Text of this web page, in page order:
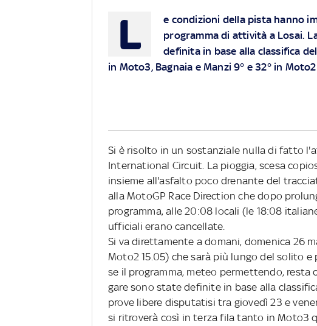
L
e condizioni della pista hanno
programma di attività a Losai.
definita in base alla classifica
in Moto3, Bagnaia e Manzi 9° e 32° in Moto2
Si è risolto in un sostanziale nulla di fatto
International Circuit. La pioggia, scesa
insieme all'asfalto poco drenante del
alla MotoGP Race Direction che dopo
programma, alle 20:08 locali (le 18:08
ufficiali erano cancellate.
Si va direttamente a domani, domenica 26
Moto2 15.05) che sarà più lungo del solito
se il programma, meteo permettendo,
gare sono state definite in base alla
prove libere disputatisi tra giovedì 23 e
si ritroverà così in terza fila tanto in Moto3